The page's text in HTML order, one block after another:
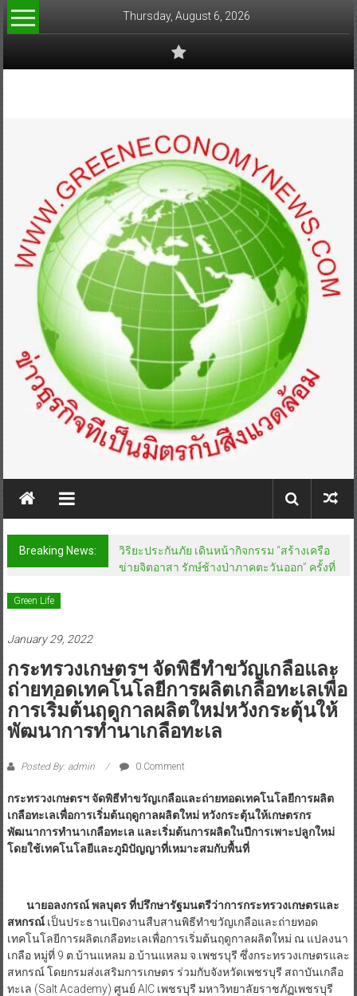
Skip
to
Thursday, August 6, 2026
Breaking News:
วิริยะประกันภัย เดินหน้ากิจกรรม “สร้างเครือ
ข่ายจิตอาสา รักษ์ช้างป่าภาคตะวันออก” ครั้งที่
Green Life
January 29, 2022
กระทรวงเกษตรฯ จัดพิธีทำขวัญเกลือและ
ถ่ายทอดเทคโนโลยีการผลิตเกลือทะเลเพื่อ
การเริ่มต้นฤดูกาลผลิตใหม่หวังกระตุ้นให้
พัฒนาการทำนาเกลือทะเล
Posted By: admin 0 Comment
กระทรวงเกษตรฯ จัดพิธีทำขวัญเกลือและถ่ายทอดเทคโนโลยีการผลิต
เกลือทะเลเพื่อการเริ่มต้นฤดูกาลผลิตใหม่ หวังกระตุ้นให้เกษตรกร
พัฒนาการทำนาเกลือทะเล และเริ่มต้นการผลิตในปีการเพาะปลูกใหม่
โดยใช้เทคโนโลยีและภูมิปัญญาที่เหมาะสมกับพื้นที่
นายอลงกรณ์ พลบุตร ที่ปรึกษารัฐมนตรีว่าการกระทรวงเกษตรและ
สหกรณ์เป็นประธานเปิดงานสืบสานพิธีทำขวัญเกลือและถ่ายทอด
เทคโนโลยีการผลิตเกลือทะเลเพื่อการเริ่มต้นฤดูกาลผลิตใหม่ ณ แปลงนา
เกลือ หมู่ที่ 9 ต.บ้านแหลม อ.บ้านแหลม จ.เพชรบุรี ซึ่งกระทรวงเกษตรและ
สหกรณ์ โดยกรมส่งเสริมการเกษตร ร่วมกับจังหวัดเพชรบุรี สถาบันเกลือ
ทะเล (Salt Academy) ศูนย์ AIC เพชรบุรี มหาวิทยาลัยราชภัฏเพชรบุรี